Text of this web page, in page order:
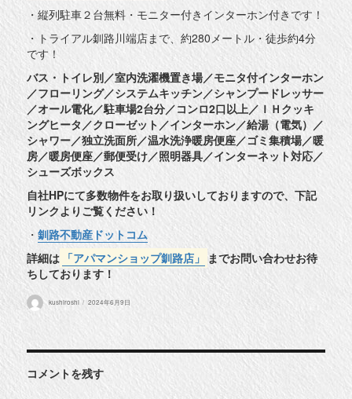
・縦列駐車２台無料・モニター付きインターホン付きです！
・トライアル釧路川端店まで、約280メートル・徒歩約4分
です！
バス・トイレ別／室内洗濯機置き場／モニタ付インターホン
／フローリング／システムキッチン／シャンプードレッサー
／オール電化／駐車場2台分／コンロ2口以上／ＩＨクッキ
ングヒータ／クローゼット／インターホン／給湯（電気）／
シャワー／独立洗面所／温水洗浄暖房便座／ゴミ集積場／暖
房／暖房便座／郵便受け／照明器具／インターネット対応／
シューズボックス
自社HPにて多数物件をお取り扱いしておりますので、下記
リンクよりご覧ください！
・釧路不動産ドットコム
詳細は 「アパマンショップ釧路店」 までお問い合わせお待
ちしております！
投
kushiroshi
投
2024年6月9日
コメントを残す